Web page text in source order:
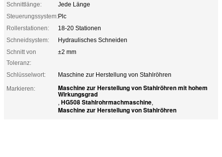
Schnittlänge:
Jede Länge
Steuerungssystem:Plc
Rollerstationen:
18-20 Stationen
Schneidsystem:
Hydraulisches Schneiden
Schnitt von
Toleranz:
±2 mm
Schlüsselwort:
Maschine zur Herstellung von Stahlröhren
Markieren:
Maschine zur Herstellung von Stahlröhren mit hohem
Wirkungsgrad
, HG508 Stahlrohrmachmaschine,
Maschine zur Herstellung von Stahlröhren